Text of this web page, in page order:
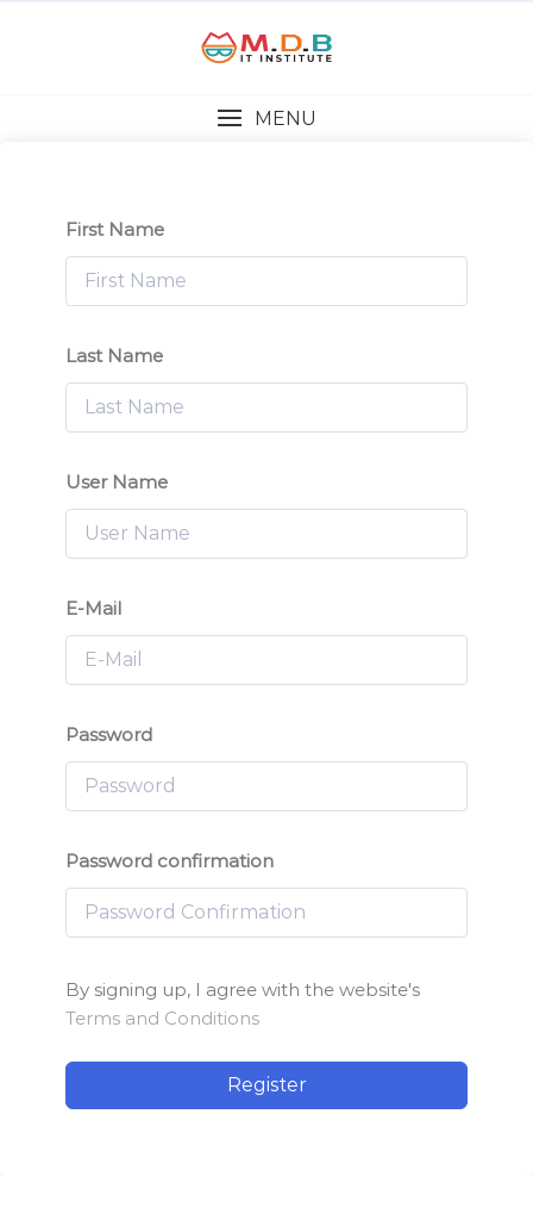
MENU
First Name
Last Name
User Name
E-Mail
Password
Password confirmation
By signing up, I agree with the website's
Terms and Conditions
Register